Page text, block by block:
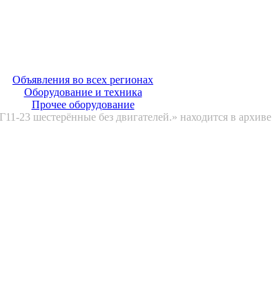
Объявления во всех регионах
Оборудование и техника
Прочее оборудование
23 шестерённые без двигателей.» находится в архиве